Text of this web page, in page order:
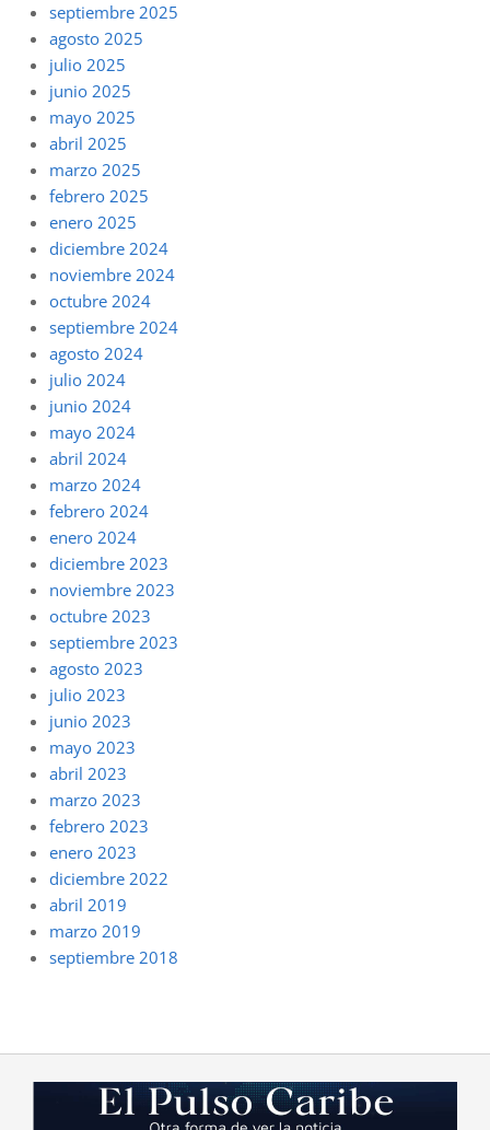
septiembre 2025
agosto 2025
julio 2025
junio 2025
mayo 2025
abril 2025
marzo 2025
febrero 2025
enero 2025
diciembre 2024
noviembre 2024
octubre 2024
septiembre 2024
agosto 2024
julio 2024
junio 2024
mayo 2024
abril 2024
marzo 2024
febrero 2024
enero 2024
diciembre 2023
noviembre 2023
octubre 2023
septiembre 2023
agosto 2023
julio 2023
junio 2023
mayo 2023
abril 2023
marzo 2023
febrero 2023
enero 2023
diciembre 2022
abril 2019
marzo 2019
septiembre 2018